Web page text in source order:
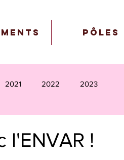
Pôles
2021 2022 2023
l'ENVAR !